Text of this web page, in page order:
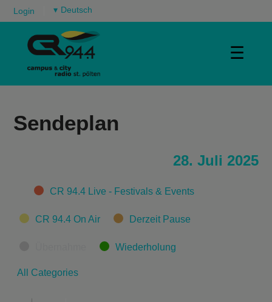
Login ▾
☰
Sendeplan
28. Juli 2025
CategoriesCR 94.4 Live - Festivals & Events
CR 94.4 On Air Derzeit Pause
Wiederholung
All Categories